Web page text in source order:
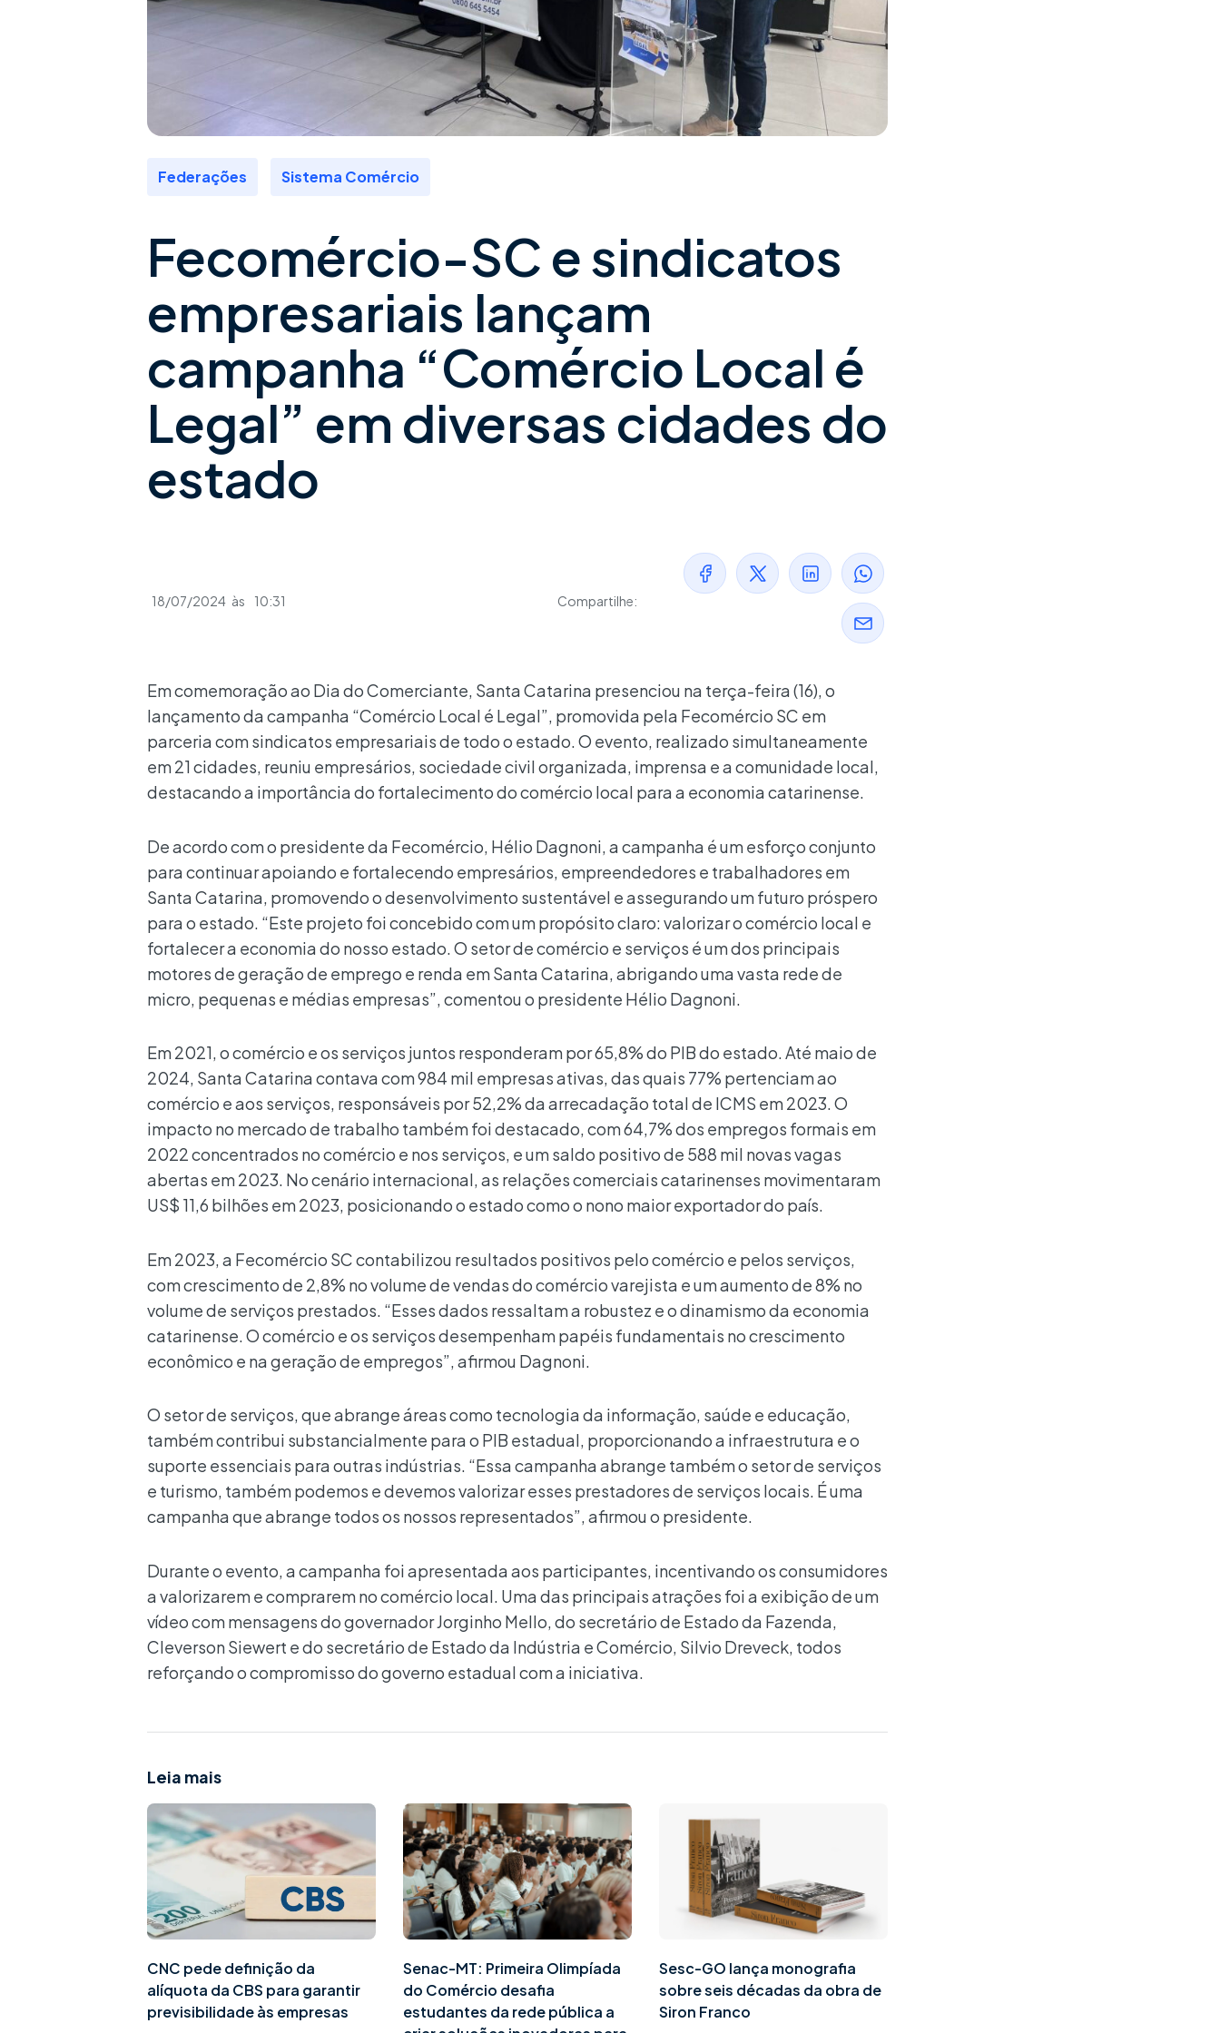
Federações Sistema Comércio
Fecomércio-SC e sindicatos
empresariais lançam
campanha “Comércio Local é
Legal” em diversas cidades do
estado
18/07/2024 às 10:31 Compartilhe:
Em comemoração ao Dia do Comerciante, Santa Catarina presenciou na terça-feira (16), o
lançamento da campanha “Comércio Local é Legal”, promovida pela Fecomércio SC em
parceria com sindicatos empresariais de todo o estado. O evento, realizado simultaneamente
em 21 cidades, reuniu empresários, sociedade civil organizada, imprensa e a comunidade local,
destacando a importância do fortalecimento do comércio local para a economia catarinense.
De acordo com o presidente da Fecomércio, Hélio Dagnoni, a campanha é um esforço conjunto
para continuar apoiando e fortalecendo empresários, empreendedores e trabalhadores em
Santa Catarina, promovendo o desenvolvimento sustentável e assegurando um futuro próspero
para o estado. “Este projeto foi concebido com um propósito claro: valorizar o comércio local e
fortalecer a economia do nosso estado. O setor de comércio e serviços é um dos principais
motores de geração de emprego e renda em Santa Catarina, abrigando uma vasta rede de
micro, pequenas e médias empresas”, comentou o presidente Hélio Dagnoni.
Em 2021, o comércio e os serviços juntos responderam por 65,8% do PIB do estado. Até maio de
2024, Santa Catarina contava com 984 mil empresas ativas, das quais 77% pertenciam ao
comércio e aos serviços, responsáveis por 52,2% da arrecadação total de ICMS em 2023. O
impacto no mercado de trabalho também foi destacado, com 64,7% dos empregos formais em
2022 concentrados no comércio e nos serviços, e um saldo positivo de 588 mil novas vagas
abertas em 2023. No cenário internacional, as relações comerciais catarinenses movimentaram
US$ 11,6 bilhões em 2023, posicionando o estado como o nono maior exportador do país.
Em 2023, a Fecomércio SC contabilizou resultados positivos pelo comércio e pelos serviços,
com crescimento de 2,8% no volume de vendas do comércio varejista e um aumento de 8% no
volume de serviços prestados. “Esses dados ressaltam a robustez e o dinamismo da economia
catarinense. O comércio e os serviços desempenham papéis fundamentais no crescimento
econômico e na geração de empregos”, afirmou Dagnoni.
O setor de serviços, que abrange áreas como tecnologia da informação, saúde e educação,
também contribui substancialmente para o PIB estadual, proporcionando a infraestrutura e o
suporte essenciais para outras indústrias. “Essa campanha abrange também o setor de serviços
e turismo, também podemos e devemos valorizar esses prestadores de serviços locais. É uma
campanha que abrange todos os nossos representados”, afirmou o presidente.
Durante o evento, a campanha foi apresentada aos participantes, incentivando os consumidores
a valorizarem e comprarem no comércio local. Uma das principais atrações foi a exibição de um
vídeo com mensagens do governador Jorginho Mello, do secretário de Estado da Fazenda,
Cleverson Siewert e do secretário de Estado da Indústria e Comércio, Silvio Dreveck, todos
reforçando o compromisso do governo estadual com a iniciativa.
Leia mais
CNC pede definição da
alíquota da CBS para garantir
previsibilidade às empresas
Senac-MT: Primeira Olimpíada
do Comércio desafia
estudantes da rede pública a
Sesc-GO lança monografia
sobre seis décadas da obra de
Siron Franco